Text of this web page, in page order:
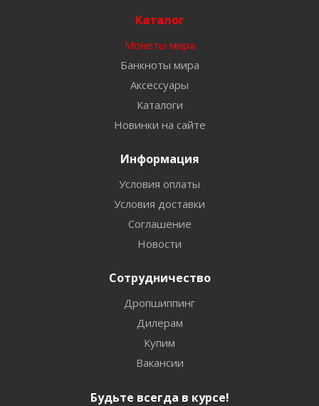
Каталог
Монеты мира
Банкноты мира
Аксессуары
Каталоги
Новинки на сайте
Информация
Условия оплаты
Условия доставки
Соглашение
Новости
Сотрудничество
Дропшиппинг
Дилерам
Купим
Вакансии
Будьте всегда в курсе!